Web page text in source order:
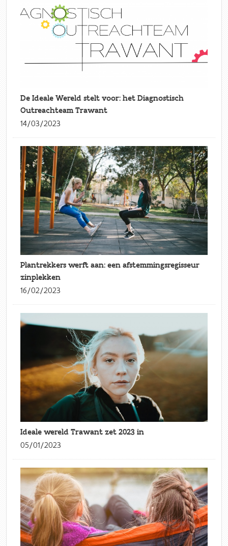
De Ideale Wereld stelt voor: het Diagnostisch
Outreachteam Trawant
14/03/2023
Plantrekkers werft aan: een afstemmingsregisseur
zinplekken
16/02/2023
Ideale wereld Trawant zet 2023 in
05/01/2023